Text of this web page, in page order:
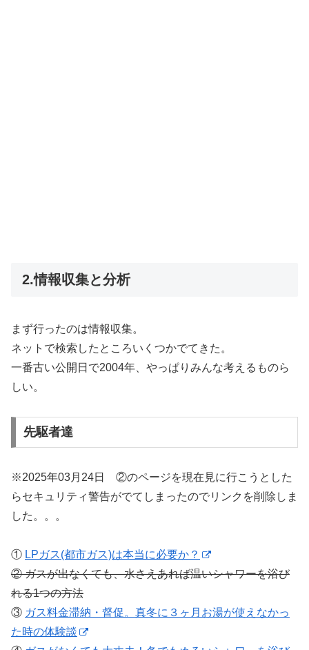
2.情報収集と分析
まず行ったのは情報収集。
ネットで検索したところいくつかでてきた。
一番古い公開日で2004年、やっぱりみんな考えるものら
しい。
先駆者達
※2025年03月24日 ②のページを現在見に行こうとした
らセキュリティ警告がでてしまったのでリンクを削除しま
した。。。
① LPガス(都市ガス)は本当に必要か？
② ガスが出なくても、水さえあれば温いシャワーを浴び
れる1つの方法
③ ガス料金滞納・督促。真冬に３ヶ月お湯が使えなかっ
た時の体験談